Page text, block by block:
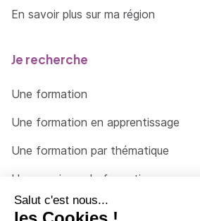
En savoir plus sur ma région
Je recherche
Une formation
Une formation en apprentissage
Une formation par thématique
Un organisme de formation
Un conseiller